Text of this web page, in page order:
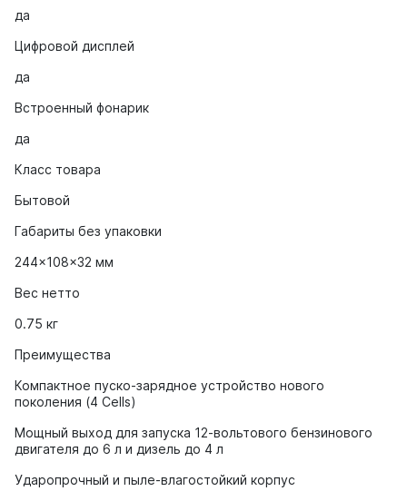
да
Цифровой дисплей
да
Встроенный фонарик
да
Класс товара
Бытовой
Габариты без упаковки
244x108x32 мм
Вес нетто
0.75 кг
Преимущества
Компактное пуско-зарядное устройство нового
поколения (4 Сells)
Мощный выход для запуска 12-вольтового бензинового
двигателя до 6 л и дизель до 4 л
Ударопрочный и пыле-влагостойкий корпус